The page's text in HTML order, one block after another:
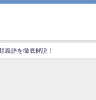
義語を徹底解説！